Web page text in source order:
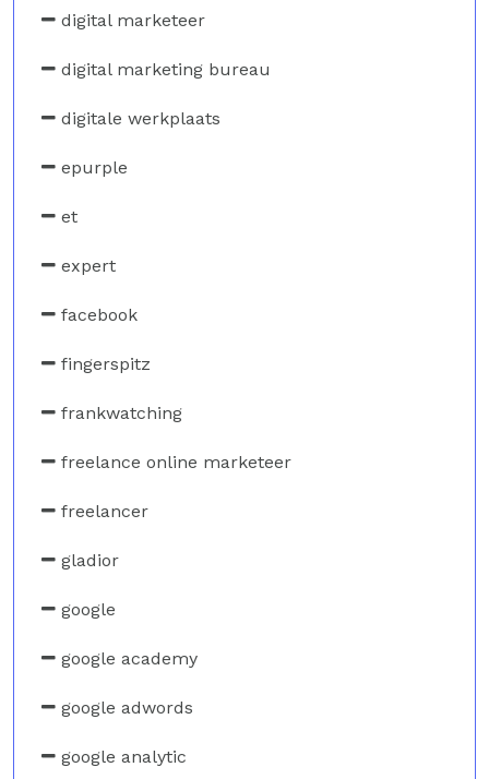
digital marketeer
digital marketing bureau
digitale werkplaats
epurple
et
expert
facebook
fingerspitz
frankwatching
freelance online marketeer
freelancer
gladior
google
google academy
google adwords
google analytic